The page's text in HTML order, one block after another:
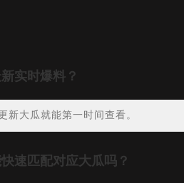
实时爆料？
新大瓜就能第一时间查看。
速匹配对应大瓜吗？